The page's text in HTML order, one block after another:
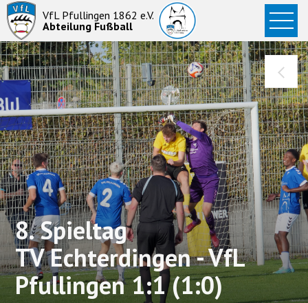
VfL Pfullingen 1862 e.V.
Abteilung Fußball
Startseite
News
Aktive
Junioren
Abteilung
8. Spieltag
TV Echterdingen - VfL
Pfullingen 1:1 (1:0)